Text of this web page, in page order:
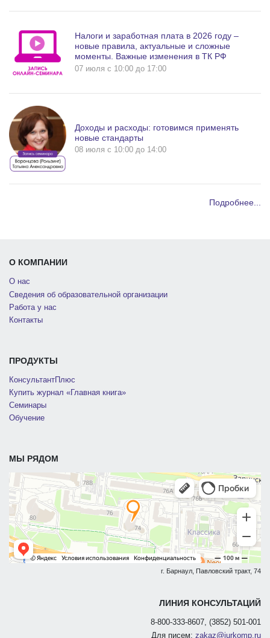
Налоги и заработная плата в 2026 году –
новые правила, актуальные и сложные
моменты. Важные изменения в ТК РФ
07 июля c 10:00 до 17:00
Доходы и расходы: готовимся применять
новые стандарты
08 июля c 10:00 до 14:00
Подробнее...
О КОМПАНИИ
О нас
Сведения об образовательной организации
Работа у нас
Контакты
ПРОДУКТЫ
КонсультантПлюс
Купить журнал «Главная книга»
Семинары
Обучение
МЫ РЯДОМ
г. Барнаул, Павловский тракт, 74
ЛИНИЯ КОНСУЛЬТАЦИЙ
8-800-333-8607, (3852) 501-001
Для писем: zakaz@jurkomp.ru